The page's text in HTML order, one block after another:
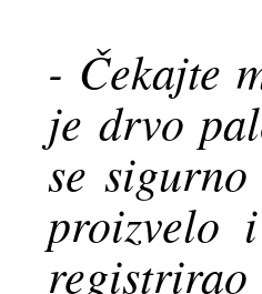
- Čekajte
je drvo
se
proizvelo